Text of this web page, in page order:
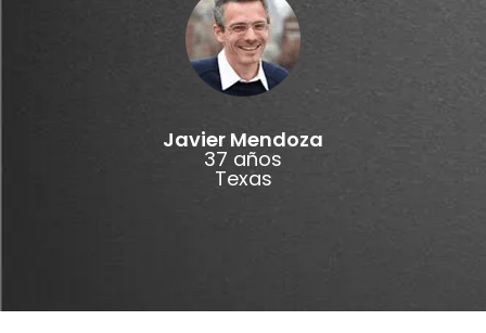
Javier Mendoza
37 años
Texas